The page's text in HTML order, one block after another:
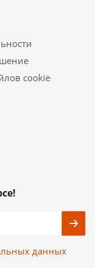
cookie
данных